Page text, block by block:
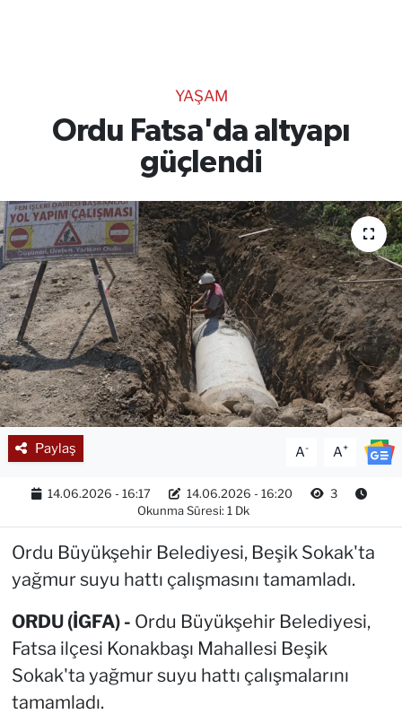
YAŞAM
Ordu Fatsa'da altyapı
güçlendi
Paylaş A- A+
14.06.2026 - 16:17 14.06.2026 - 16:20
3
Okunma Süresi: 1 Dk
Ordu Büyükşehir Belediyesi, Beşik Sokak'ta
yağmur suyu hattı çalışmasını tamamladı.
ORDU (İGFA) - Ordu Büyükşehir Belediyesi,
Fatsa ilçesi Konakbaşı Mahallesi Beşik
Sokak'ta yağmur suyu hattı çalışmalarını
tamamladı.
RESMİ İLANLAR
Gencsesfm Canlı Dinle